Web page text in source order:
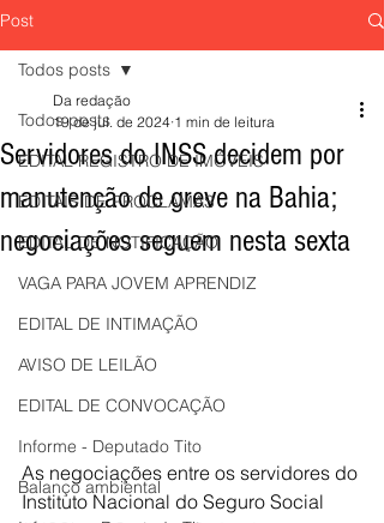
Post
Todos posts
EDITAL REGISTRO DE IMÓVEIS
EDITAIS DE PROCLAMAS
EDITAL DE NOTIFICAÇÃO
VAGA PARA JOVEM APRENDIZ
EDITAL DE INTIMAÇÃO
AVISO DE LEILÃO
EDITAL DE CONVOCAÇÃO
Informe - Deputado Tito
Balanço ambiental
Todos posts
Servidores do INSS decidem por
manutenção de greve na Bahia;
negociações seguem nesta sexta
Da redação
19 de jul. de 2024 1 min de leitura
As negociações entre os servidores do
Instituto Nacional do Seguro Social